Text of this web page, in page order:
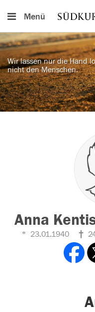
Menü
Wir lassen nur die Hand
nicht den Menschen.
Anna
23.01.1940